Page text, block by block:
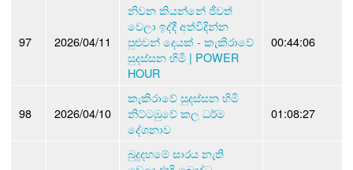
97 2026/04/11
නිවන කියන්නේ ජීවත්
වෙලා ඉද්දී අත්විදින්න
පුළුවන් දෙයක් - කැකිරාවේ
සුදස්සන හිමි | POWER
HOUR
00:44:06
98 2026/04/10
කැකිරාවේ සුදස්සන හිමි
නිට්ටඹුවේ කල ධර්ම
දේශනාව
01:08:27
බුදුදහමේ සාරය නැති